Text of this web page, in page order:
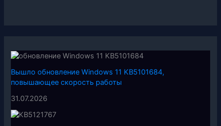
Вышло обновление Windows 11 KB5101684,
повышающее скорость работы
31.07.2026